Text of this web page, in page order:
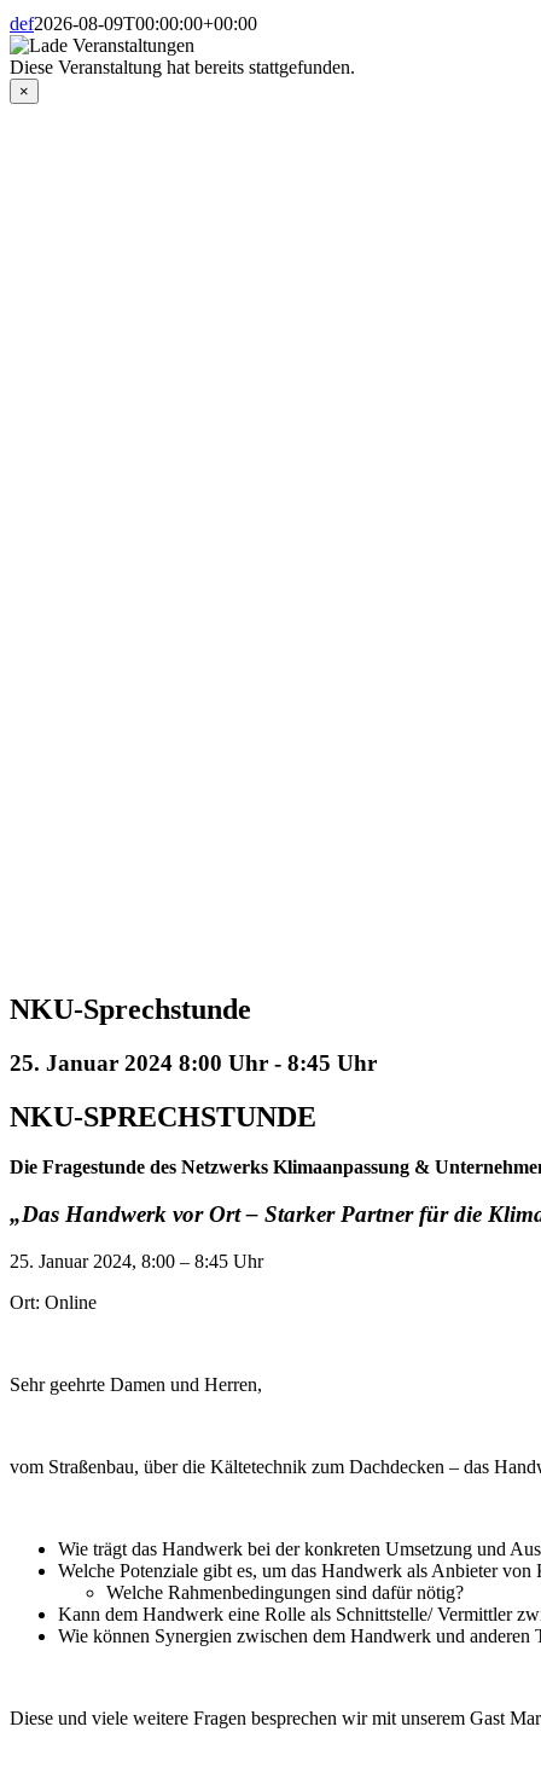
def2026-08-09T00:00:00+00:00
Diese Veranstaltung hat bereits stattgefunden.
×
NKU-Sprechstunde
25. Januar 2024 8:00 Uhr - 8:45 Uhr
NKU-SPRECHSTUNDE
Die Fragestunde des Netzwerks Klimaanpassung &
„Das Handwerk vor Ort – Starker Partner für die
25. Januar 2024, 8:00 – 8:45 Uhr
Ort: Online
Sehr geehrte Damen und Herren,
vom Straßenbau, über die Kältetechnik zum Dachdecken – das
Wie trägt das Handwerk bei der konkreten Umsetzung und
Welche Potenziale gibt es, um das Handwerk als Anbieter von
Welche Rahmenbedingungen sind dafür nötig?
Kann dem Handwerk eine Rolle als Schnittstelle/ Vermittler
Wie können Synergien zwischen dem Handwerk und
Diese und viele weitere Fragen besprechen wir mit unserem Gast